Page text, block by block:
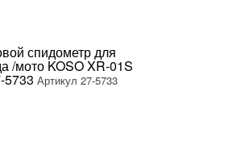
спидометр для
/мото KOSO XR-01S
5733 Артикул 27-5733